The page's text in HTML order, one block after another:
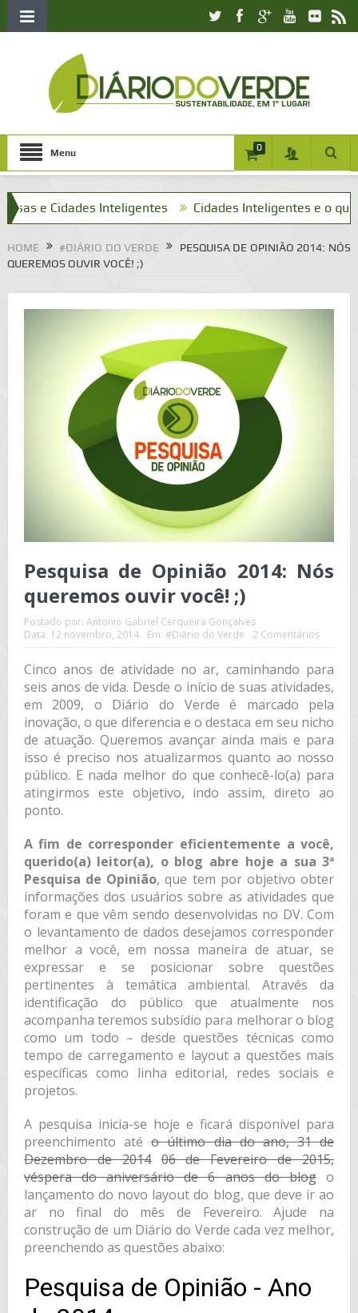
Menu 0
Cidades Inteligentes Cidades Inteligentes e o que tenho
HOME #DIÁRIO DO VERDE
PESQUISA DE OPINIÃO 2014: NÓS
QUEREMOS OUVIR VOCÊ! ;)
Pesquisa de Opinião 2014: Nós
queremos ouvir você! ;)
Postado por: Antonio Gabriel Cerqueira Gonçalves
Data: 12 novembro, 2014 Em: #Diário do Verde 2 Comentários
Cinco anos de atividade no ar, caminhando para
seis anos de vida. Desde o início de suas atividades,
em 2009, o Diário do Verde é marcado pela
inovação, o que diferencia e o destaca em seu nicho
de atuação. Queremos avançar ainda mais e para
isso é preciso nos atualizarmos quanto ao nosso
público. E nada melhor do que conhecê-lo(a) para
atingirmos este objetivo, indo assim, direto ao
ponto.
A fim de corresponder eficientemente a você,
querido(a) leitor(a), o blog abre hoje a sua 3ª
Pesquisa de Opinião, que tem por objetivo obter
informações dos usuários sobre as atividades que
foram e que vêm sendo desenvolvidas no DV. Com
o levantamento de dados desejamos corresponder
melhor a você, em nossa maneira de atuar, se
expressar e se posicionar sobre questões
pertinentes à temática ambiental. Através da
identificação do público que atualmente nos
acompanha teremos subsídio para melhorar o blog
como um todo – desde questões técnicas como
tempo de carregamento e layout a questões mais
específicas como linha editorial, redes sociais e
projetos.
A pesquisa inicia-se hoje e ficará disponível para
preenchimento atéo último dia do ano, 31 de
Dezembro de 2014 06 de Fevereiro de 2015,
véspera do aniversário de 6 anos do blogo
lançamento do novo layout do blog, que deve ir ao
ar no final do mês de Fevereiro. Ajude na
construção de um Diário do Verde cada vez melhor,
preenchendo as questões abaixo: